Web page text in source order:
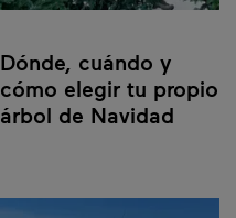
Dónde, cuándo y
cómo elegir tu propio
árbol de Navidad